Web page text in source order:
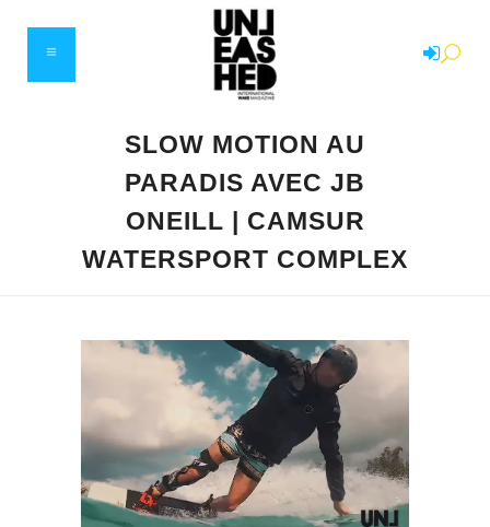
SLOW MOTION AU
PARADIS AVEC JB
ONEILL | CAMSUR
WATERSPORT COMPLEX